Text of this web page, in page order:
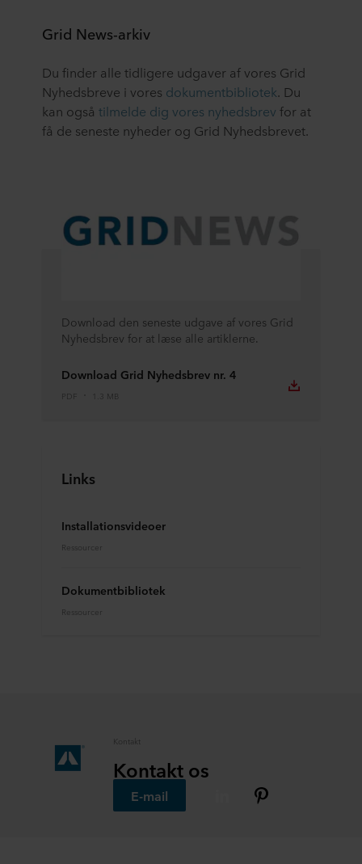
Grid News-arkiv
Du finder alle tidligere udgaver af vores Grid
Nyhedsbreve i vores dokumentbibliotek. Du
kan også tilmelde dig vores nyhedsbrev for at
få de seneste nyheder og Grid Nyhedsbrevet.
Download den seneste udgave af vores Grid
Nyhedsbrev for at læse alle artiklerne.
Download Grid Nyhedsbrev nr. 4
PDF 1.3 MB
Links
Installationsvideoer
Ressourcer
Dokumentbibliotek
Ressourcer
Kontakt
Kontakt os
E-mail